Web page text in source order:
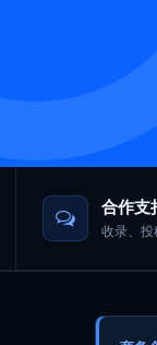
合作支
收录、